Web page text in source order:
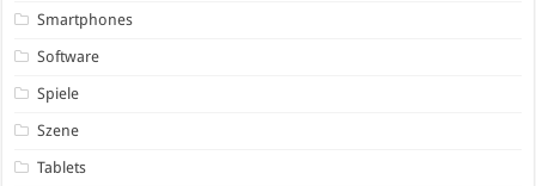
Smartphones
Software
Spiele
Szene
Tablets